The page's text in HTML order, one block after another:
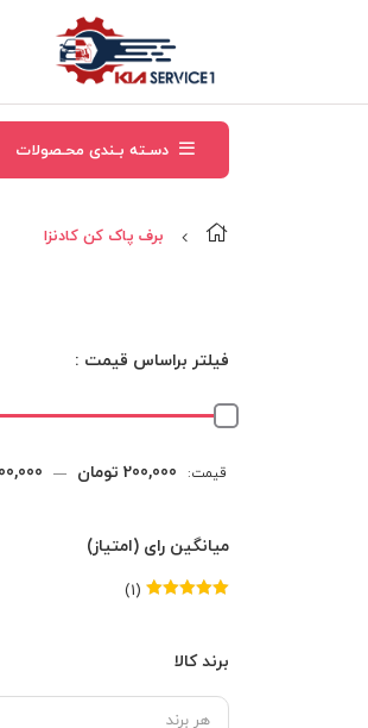
دسـته بـندی محـصولات
برف پاک کن کادنزا
فیلتر براساس قیمت :
حداقل
حداکثر
قیمت: 200,000 تومان —
400,000
میانگین رای (امتیاز)
(1)
برند کالا
هر برند